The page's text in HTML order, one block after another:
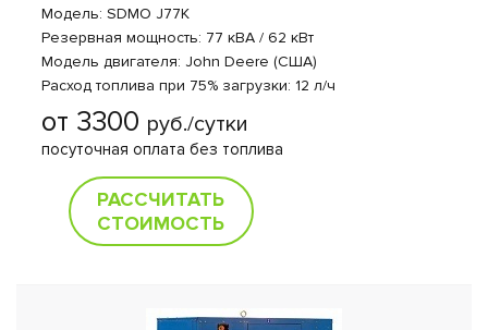
Модель: SDMO J77K
Резервная мощность: 77 кВА / 62 кВт
Модель двигателя: John Deere (США)
Расход топлива при 75% загрузки: 12 л/ч
от 3300 руб./сутки
посуточная оплата без топлива
РАССЧИТАТЬ
СТОИМОСТЬ